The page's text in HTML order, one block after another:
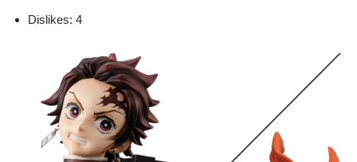
Dislikes: 4